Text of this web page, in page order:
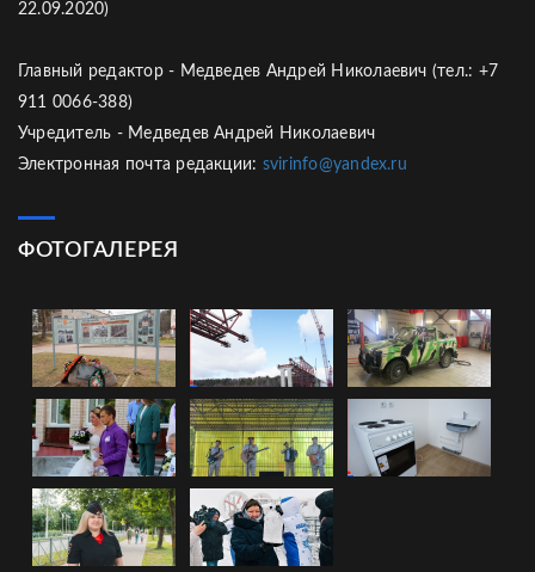
22.09.2020)
Главный редактор - Медведев Андрей Николаевич (тел.: +7
911 0066-388)
Учредитель - Медведев Андрей Николаевич
Электронная почта редакции: svirinfo@yandex.ru
ФОТОГАЛЕРЕЯ